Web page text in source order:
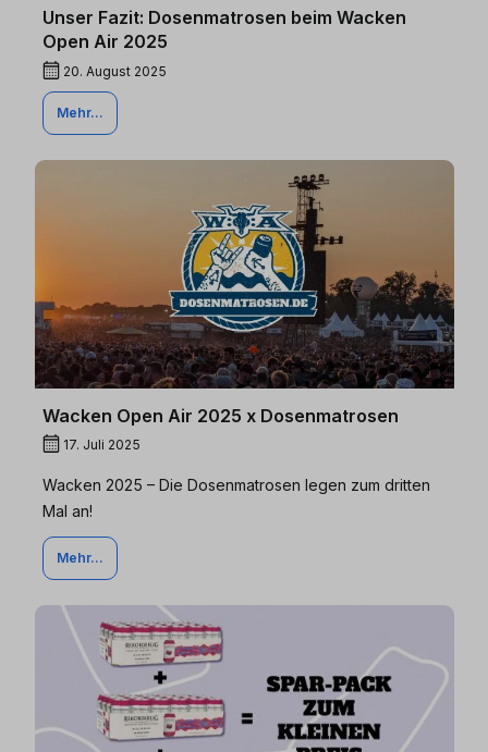
Unser Fazit: Dosenmatrosen beim Wacken
Open Air 2025
20. August 2025
Mehr...
Wacken Open Air 2025 x Dosenmatrosen
17. Juli 2025
Wacken 2025 – Die Dosenmatrosen legen zum dritten
Mal an!
Mehr...